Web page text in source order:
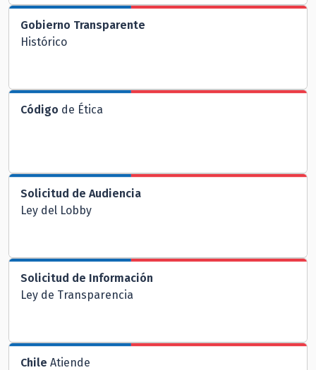
Gobierno Transparente
Histórico
Código de Ética
Solicitud de Audiencia
Ley del Lobby
Solicitud de Información
Ley de Transparencia
Chile Atiende